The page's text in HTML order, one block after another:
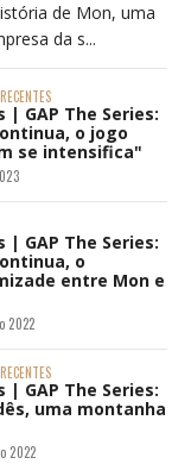
de Mon, uma
da s...
RECENTES
| GAP The Series:
o jogo
se intensifica"
| GAP The Series:
o
entre Mon e
2022
RECENTES
| GAP The Series:
uma montanha
2022